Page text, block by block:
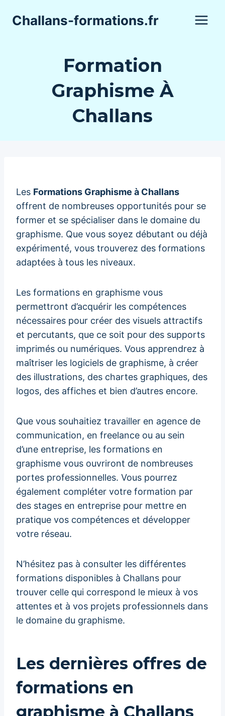
Challans-formations.fr
Formation
Graphisme À
Challans
Les Formations Graphisme à Challans
offrent de nombreuses opportunités pour se
former et se spécialiser dans le domaine du
graphisme. Que vous soyez débutant ou déjà
expérimenté, vous trouverez des formations
adaptées à tous les niveaux.
Les formations en graphisme vous
permettront d’acquérir les compétences
nécessaires pour créer des visuels attractifs
et percutants, que ce soit pour des supports
imprimés ou numériques. Vous apprendrez à
maîtriser les logiciels de graphisme, à créer
des illustrations, des chartes graphiques, des
logos, des affiches et bien d’autres encore.
Que vous souhaitiez travailler en agence de
communication, en freelance ou au sein
d’une entreprise, les formations en
graphisme vous ouvriront de nombreuses
portes professionnelles. Vous pourrez
également compléter votre formation par
des stages en entreprise pour mettre en
pratique vos compétences et développer
votre réseau.
N’hésitez pas à consulter les différentes
formations disponibles à Challans pour
trouver celle qui correspond le mieux à vos
attentes et à vos projets professionnels dans
le domaine du graphisme.
Les dernières offres de
formations en
graphisme à Challans